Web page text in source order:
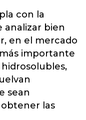
con la
analizar bien
en el mercado
importante
sean
las